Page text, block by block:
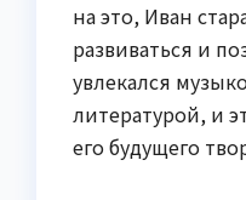
на это, Иван
развиваться и
увлекался
литературой, и
его будущего